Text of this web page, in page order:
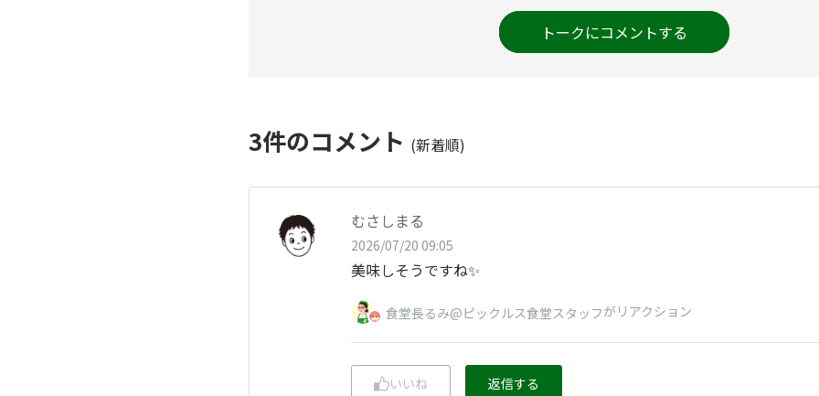
トークにコメントする
3件のコメント (新着順)
むさしまる
2026/07/20 09:05
美味しそうですね✨️
食堂長るみ@ピックルス食堂スタッフがリアクション
いいね 返信する